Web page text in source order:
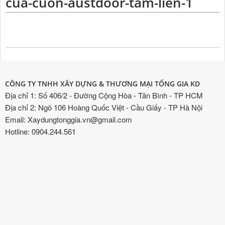
CÔNG TY TNHH XÂY DỰNG & THƯƠNG MẠI TỐNG GIA KD
Địa chỉ 1: Số 406/2 - Đường Cộng Hòa - Tân Bình - TP HCM
Địa chỉ 2: Ngõ 106 Hoàng Quốc Việt - Cầu Giấy - TP Hà Nội
Email: Xaydungtonggia.vn@gmail.com
Hotline: 0904.244.561